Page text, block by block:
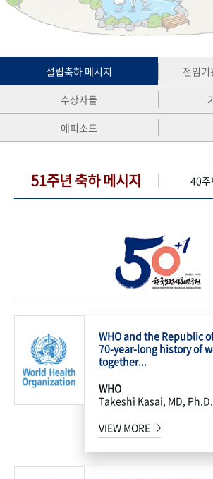
세계와 함께 한 KIHASA
VR 역사관
설립축하 메시지
전임
수상자들
에피소드
51주년 축하 메시지 40주
WHO and the Republic
70-year-long history of
together...
WHO
Takeshi Kasai, MD, Ph.D.
VIEW MORE